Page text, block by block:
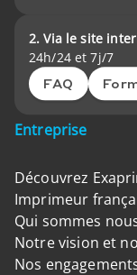
2. Via le site
24h/24 et 7j/7
FAQ
Entreprise
Découvrez
Imprimeur
Qui sommes
Notre vision et
Nos